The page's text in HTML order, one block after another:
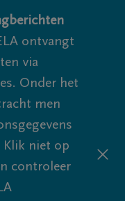
ontvangt
via
Onder het
men
Klik niet op
controleer